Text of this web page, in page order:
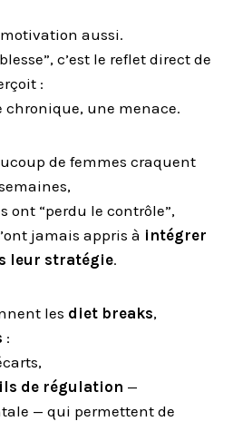
aussi.
c’est le reflet direct de
:
chronique, une menace.
de femmes craquent
ont “perdu le contrôle”,
jamais appris à intégrer
leur stratégie.
les diet breaks,
:
de régulation —
— qui permettent de